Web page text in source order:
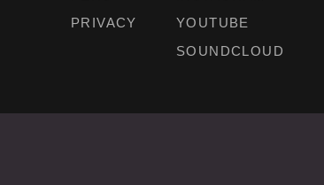
PRIVACY
YOUTUBE
SOUNDCLOUD